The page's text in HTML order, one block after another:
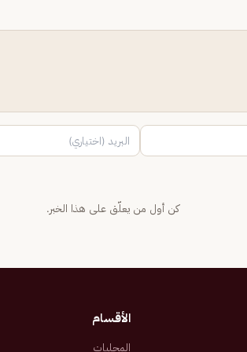
كن أول من يعلّق على هذا الخبر.
الأقسام
المحليات